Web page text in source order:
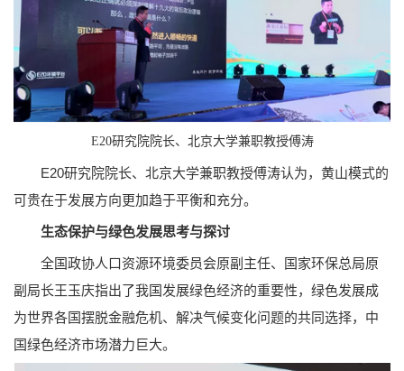
E20研究院院长、北京大学兼职教授傅涛
E20研究院院长、北京大学兼职教授傅涛认为，黄山模式的
可贵在于发展方向更加趋于平衡和充分。
生态保护与绿色发展思考与探讨
全国政协人口资源环境委员会原副主任、国家环保总局原
副局长王玉庆指出了我国发展绿色经济的重要性，绿色发展成
为世界各国摆脱金融危机、解决气候变化问题的共同选择，中
国绿色经济市场潜力巨大。